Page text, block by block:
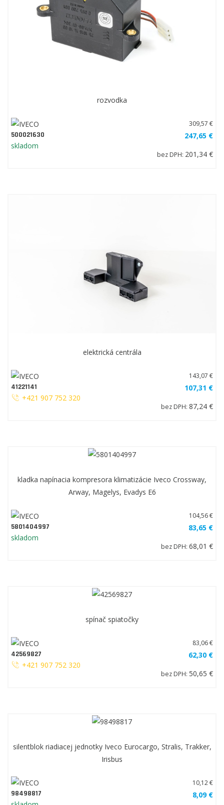
rozvodka
500021630
skladom
309,57 €
247,65 €
bez DPH: 201,34 €
elektrická centrála
41221141
+421 907 752 320
143,07 €
107,31 €
bez DPH: 87,24 €
kladka napínacia kompresora klimatizácie Iveco Crossway,
Arway, Magelys, Evadys E6
5801404997
skladom
104,56 €
83,65 €
bez DPH: 68,01 €
spínač spiatočky
42569827
+421 907 752 320
83,06 €
62,30 €
bez DPH: 50,65 €
silentblok riadiacej jednotky Iveco Eurocargo, Stralis, Trakker,
Irisbus
98498817
10,12 €
8,09 €